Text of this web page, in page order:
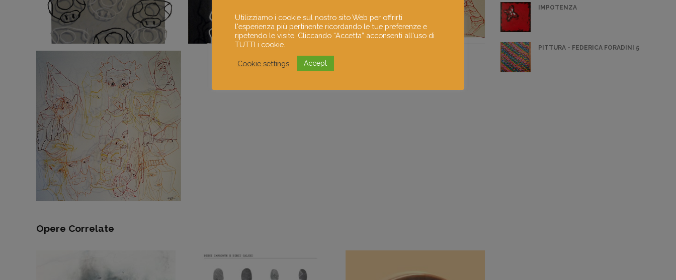
Opere Correlate
IMPOTENZA
PITTURA - FEDERICA FORADINI 5
Utilizziamo i cookie sul nostro sito Web per offrirti
l'esperienza più pertinente ricordando le tue preferenze e
ripetendo le visite. Cliccando “Accetta” acconsenti all'uso di
TUTTI i cookie.
Cookie settings Accept